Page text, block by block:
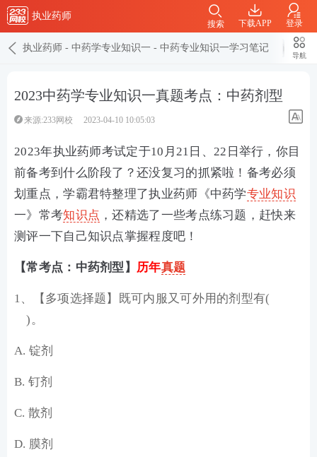
执业药师
下载APP 登录
搜索
执业药师 - 中药学专业知识一 - 中药专业知识一学习笔记
导航
2023中药学专业知识一真题考点：中药剂型
来源:233网校 2023-04-10 10:05:03
2023年执业药师考试定于10月21日、22日举行，你目
前备考到什么阶段了？还没复习的抓紧啦！备考必须
划重点，学霸君特整理了执业药师《中药学专业知识
一》常考知识点 ，还精选了一些考点练习题，赶快来
测评一下自己知识点掌握程度吧！
【常考点：中药剂型】 历年真题
1、【多项选择题】既可内服又可外用的剂型有(
)。
A. 锭剂
B. 钉剂
C. 散剂
D. 膜剂